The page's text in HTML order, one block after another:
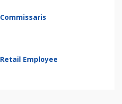
Commissaris
Retail Employee